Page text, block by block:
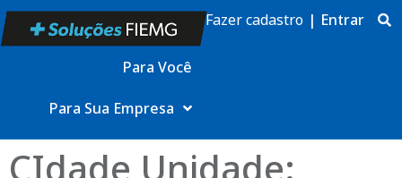
Para Você
Para Sua Empresa
Fazer cadastro | Entrar
CIdade Unidade: